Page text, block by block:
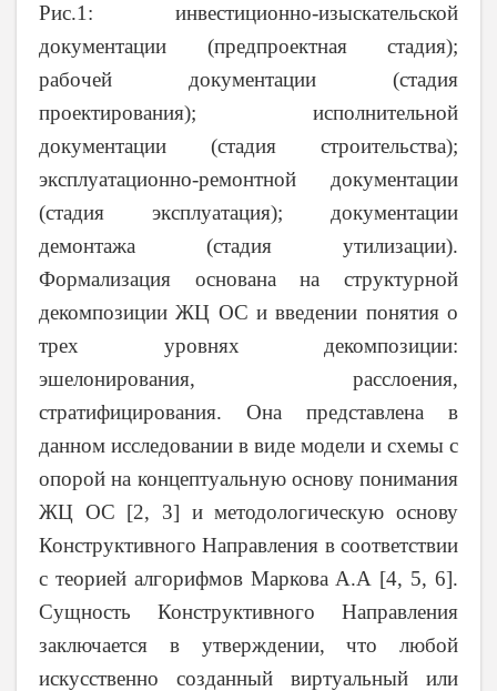
Рис.1: инвестиционно-изыскательской
документации (предпроектная стадия);
рабочей документации (стадия
проектирования); исполнительной
документации (стадия строительства);
эксплуатационно-ремонтной документации
(стадия эксплуатация); документации
демонтажа (стадия утилизации).
Формализация основана на структурной
декомпозиции ЖЦ ОС и введении понятия о
трех уровнях декомпозиции:
эшелонирования, расслоения,
стратифицирования. Она представлена в
данном исследовании в виде модели и схемы с
опорой на концептуальную основу понимания
ЖЦ ОС [2, 3] и методологическую основу
Конструктивного Направления в соответствии
с теорией алгорифмов Маркова А.А [4, 5, 6].
Сущность Конструктивного Направления
заключается в утверждении, что любой
искусственно созданный виртуальный или